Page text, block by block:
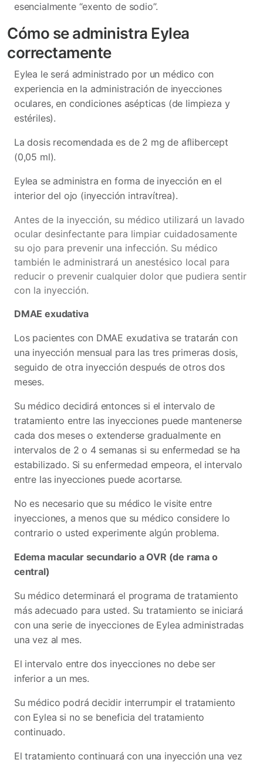
esencialmente “exento de sodio”.
Cómo se administra Eylea
correctamente
Eylea le será administrado por un médico con
experiencia en la administración de inyecciones
oculares, en condiciones asépticas (de limpieza y
estériles).
La dosis recomendada es de 2 mg de aflibercept
(0,05 ml).
Eylea se administra en forma de inyección en el
interior del ojo (inyección intravítrea).
Antes de la inyección, su médico utilizará un lavado
ocular desinfectante para limpiar cuidadosamente
su ojo para prevenir una infección. Su médico
también le administrará un anestésico local para
reducir o prevenir cualquier dolor que pudiera sentir
con la inyección.
DMAE exudativa
Los pacientes con DMAE exudativa se tratarán con
una inyección mensual para las tres primeras dosis,
seguido de otra inyección después de otros dos
meses.
Su médico decidirá entonces si el intervalo de
tratamiento entre las inyecciones puede mantenerse
cada dos meses o extenderse gradualmente en
intervalos de 2 o 4 semanas si su enfermedad se ha
estabilizado. Si su enfermedad empeora, el intervalo
entre las inyecciones puede acortarse.
No es necesario que su médico le visite entre
inyecciones, a menos que su médico considere lo
contrario o usted experimente algún problema.
Edema macular secundario a OVR (de rama o
central)
Su médico determinará el programa de tratamiento
más adecuado para usted. Su tratamiento se iniciará
con una serie de inyecciones de Eylea administradas
una vez al mes.
El intervalo entre dos inyecciones no debe ser
inferior a un mes.
Su médico podrá decidir interrumpir el tratamiento
con Eylea si no se beneficia del tratamiento
continuado.
El tratamiento continuará con una inyección una vez